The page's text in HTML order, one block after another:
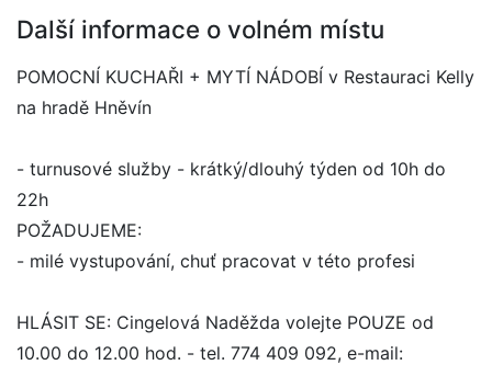
Další informace o volném místu
POMOCNÍ KUCHAŘI + MYTÍ NÁDOBÍ v Restauraci Kelly
na hradě Hněvín
- turnusové služby - krátký/dlouhý týden od 10h do
22h
POŽADUJEME:
- milé vystupování, chuť pracovat v této profesi
HLÁSIT SE: Cingelová Naděžda volejte POUZE od
10.00 do 12.00 hod. - tel. 774 409 092, e-mail: